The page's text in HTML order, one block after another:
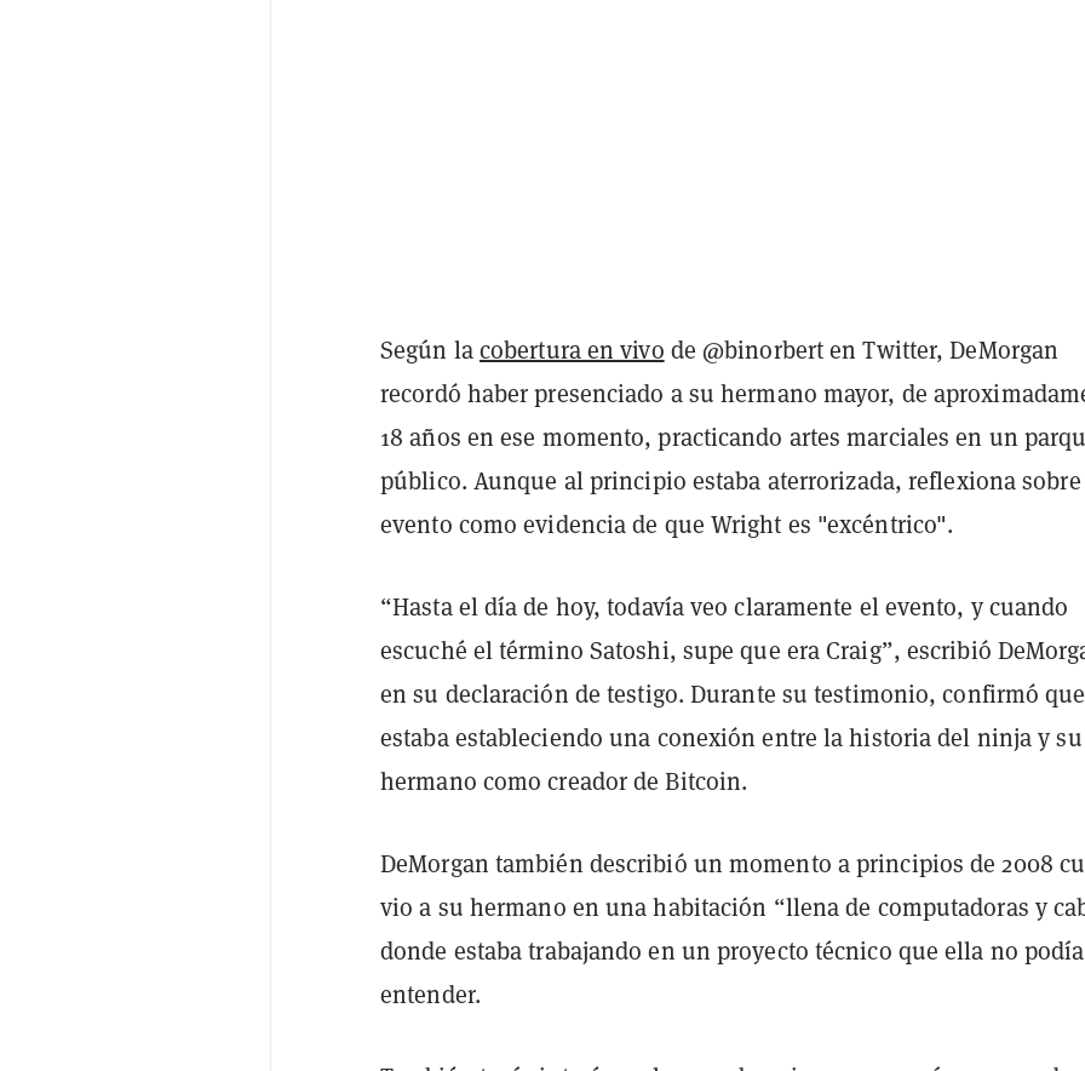
Según lacobertura en vivo de @binorbert en Twitter, DeMorgan
recordó haber presenciado a su hermano mayor, de
18 años en ese momento, practicando artes marciales en un
público. Aunque al principio estaba aterrorizada, reflexiona
evento como evidencia de que Wright es "excéntrico".
“Hasta el día de hoy, todavía veo claramente el evento, y cuando
escuché el término Satoshi, supe que era Craig”, escribió
en su declaración de testigo. Durante su testimonio, confirmó que
estaba estableciendo una conexión entre la historia del ninja y su
hermano como creador de Bitcoin.
DeMorgan también describió un momento a principios de 2008
vio a su hermano en una habitación “llena de computadoras y
donde estaba trabajando en un proyecto técnico que ella no podía
entender.